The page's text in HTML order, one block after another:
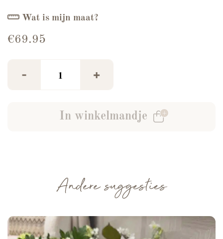
Wat is mijn maat?
€69.95
- +
In winkelmandje
Andere suggesties